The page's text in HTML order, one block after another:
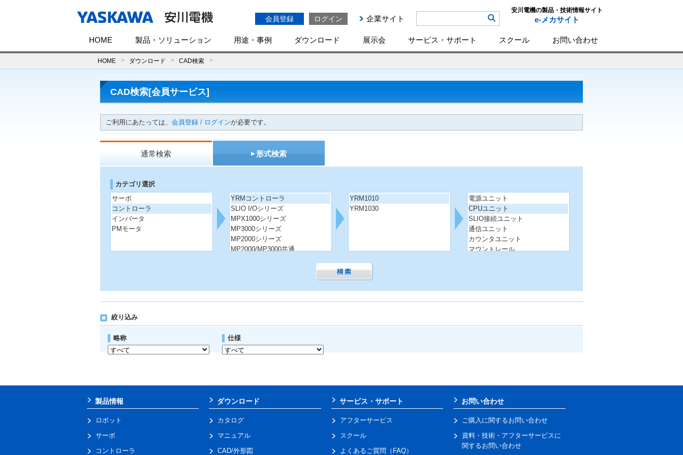
会員登録 ログイン 企業サイト
安川電機の製品・技術情報サイト
e-メカサイト
HOME 製品・ソリューション 用途・事例 ダウンロード 展示会 サービス・サポート スクール お問い合わせ
HOME ダウンロード CAD検索
CAD検索[会員サービス]
ご利用にあたっては、 会員登録 / ログインが必要です。
通常検索 形式検索
カテゴリ選択
サーボ
コントローラ
インバータ
PMモータ
YRMコントローラ
SLIO I/Oシリーズ
MPX1000シリーズ
MP3000シリーズ
MP2000シリーズ
MP2000/MP3000共通
YRM1010
YRM1030
電源ユニット
CPUユニット
SLIO接続ユニット
通信ユニット
カウンタユニット
マウントレール
絞り込み
略称 仕様
製品情報
ロボット
サーボ
コントローラ
ダウンロード
カタログ
マニュアル
CAD/外形図
サービス・サポート
アフターサービス
スクール
よくあるご質問（FAQ）
お問い合わせ
ご購入に関するお問い合わせ
資料・技術・アフターサービスに
関するお問い合わせ